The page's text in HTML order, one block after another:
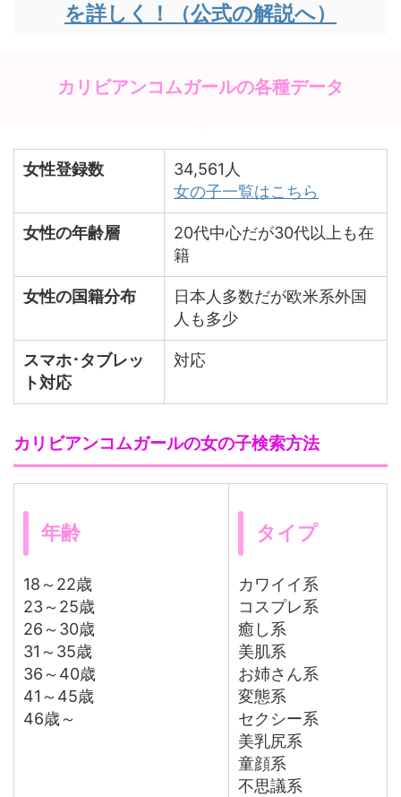
を詳しく！（公式の解説へ）
カリビアンコムガールの各種データ
女性登録数
34,561人
女の子一覧はこちら
女性の年齢層
20代中心だが30代以上も在
籍
女性の国籍分布
日本人多数だが欧米系外国
人も多少
スマホ･タブレッ
ト対応
対応
カリビアンコムガールの女の子検索方法
年齢
18～22歳
23～25歳
26～30歳
31～35歳
36～40歳
41～45歳
46歳～
タイプ
カワイイ系
コスプレ系
癒し系
美肌系
お姉さん系
変態系
セクシー系
美乳尻系
童顔系
不思議系